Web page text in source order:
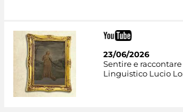
23/06/2026
Sentire e
Linguistico Lucio